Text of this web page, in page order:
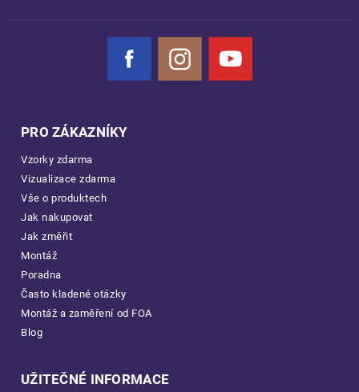
Facebook Instagram YouTube
PRO ZÁKAZNÍKY
Vzorky zdarma
Vizualizace zdarma
Vše o produktech
Jak nakupovat
Jak změřit
Montáž
Poradna
Často kladené otázky
Montáž a zaměření od FOA
Blog
UŽITEČNÉ INFORMACE